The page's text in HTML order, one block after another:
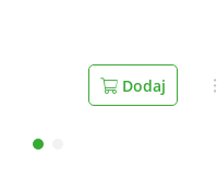
Dodaj